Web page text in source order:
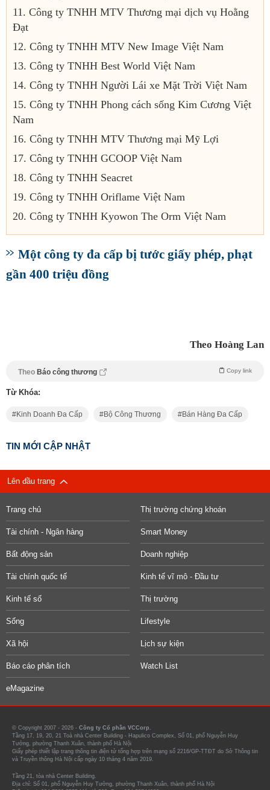
11. Công ty TNHH MTV Thương mại dịch vụ Hoằng
Đạt
12. Công ty TNHH MTV New Image Việt Nam
13. Công ty TNHH Best World Việt Nam
14. Công ty TNHH Người Lái xe Mặt Trời Việt Nam
15. Công ty TNHH Phong cách sống Kim Cương Việt
Nam
16. Công ty TNHH MTV Thương mại Mỹ Lợi
17. Công ty TNHH GCOOP Việt Nam
18. Công ty TNHH Seacret
19. Công ty TNHH Oriflame Việt Nam
20. Công ty TNHH Kyowon The Orm Việt Nam
Một công ty đa cấp bị tước giấy phép, phạt
gần 400 triệu đồng
Theo Hoàng Lan
Theo Báo công thương Copy link
Từ Khóa:
Kinh Doanh Đa Cấp Bộ Công Thương Bán Hàng Đa Cấp
TIN MỚI CẬP NHẬT
Lên đầu trang
Trang chủ Thị trường chứng khoán
Tài chính - Ngân hàng Smart Money
Bất động sản Doanh nghiệp
Tài chính quốc tế Kinh tế vĩ mô - Đầu tư
Kinh tế số Thị trường
Sống Lifestyle
Xã hội Lịch sự kiện
Báo cáo phân tích Watch List
eMagazine
© Copyright 2007 - 2026 - Công ty Cổ phần VCCorp.
Tầng 17, 19, 20, 21 Toà nhà Center Building - Hapulico Complex, Số 01, phố Nguyễn Huy
Tưởng, phường Thanh Xuân, thành phố Hà Nội
Giấy phép thiết lập trang thông tin điện tử tổng hợp trên mạng số 2216/GP-TTĐT do Sở Thông tin
và Truyền thông Hà Nội cấp ngày 10 tháng 4 năm 2019.
Tầng 21, tòa nhà Center Building.
Địa chỉ: Số 01, phố Nguyễn Huy Tưởng, phường Thanh Xuân, thành phố Hà Nội